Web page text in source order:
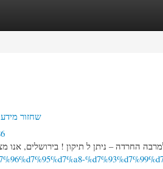
שחזור מידע
החרדה – ניתן ל תיקון ! בירושלים, אנו